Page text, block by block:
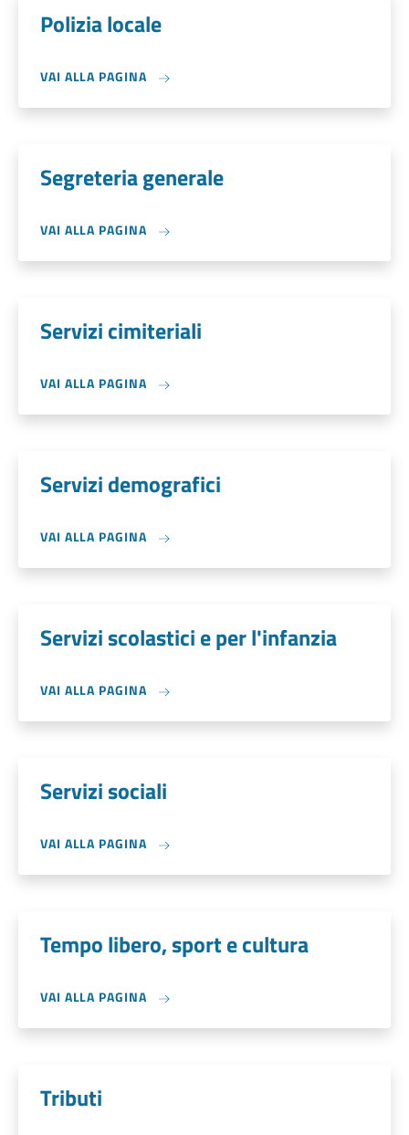
Polizia locale
VAI ALLA PAGINA
Segreteria generale
VAI ALLA PAGINA
Servizi cimiteriali
VAI ALLA PAGINA
Servizi demografici
VAI ALLA PAGINA
Servizi scolastici e per l'infanzia
VAI ALLA PAGINA
Servizi sociali
VAI ALLA PAGINA
Tempo libero, sport e cultura
VAI ALLA PAGINA
Tributi